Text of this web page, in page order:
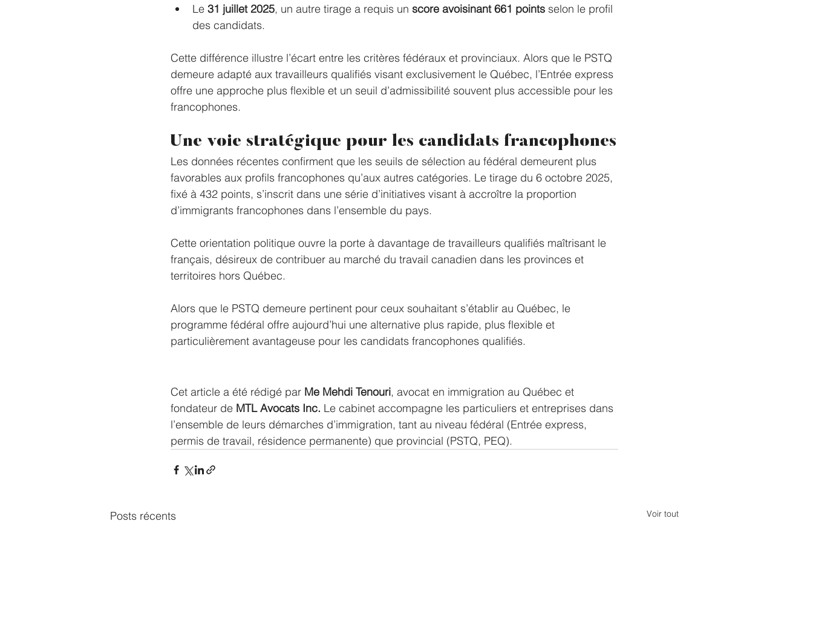
Le 31 juillet 2025, un autre tirage a requis un score avoisinant 661 points selon le profil
des candidats.
Cette différence illustre l’écart entre les critères fédéraux et provinciaux. Alors que le PSTQ
demeure adapté aux travailleurs qualifiés visant exclusivement le Québec, l’Entrée express
offre une approche plus flexible et un seuil d’admissibilité souvent plus accessible pour les
francophones.
Une voie stratégique pour les candidats francophones
Les données récentes confirment que les seuils de sélection au fédéral demeurent plus
favorables aux profils francophones qu’aux autres catégories. Le tirage du 6 octobre 2025,
fixé à 432 points, s’inscrit dans une série d’initiatives visant à accroître la proportion
d’immigrants francophones dans l’ensemble du pays.
Cette orientation politique ouvre la porte à davantage de travailleurs qualifiés maîtrisant le
français, désireux de contribuer au marché du travail canadien dans les provinces et
territoires hors Québec.
Alors que le PSTQ demeure pertinent pour ceux souhaitant s’établir au Québec, le
programme fédéral offre aujourd’hui une alternative plus rapide, plus flexible et
particulièrement avantageuse pour les candidats francophones qualifiés.
Cet article a été rédigé par Me Mehdi Tenouri, avocat en immigration au Québec et
fondateur de MTL Avocats Inc. Le cabinet accompagne les particuliers et entreprises dans
l’ensemble de leurs démarches d’immigration, tant au niveau fédéral (Entrée express,
permis de travail, résidence permanente) que provincial (PSTQ, PEQ).
Posts récents Voir tout